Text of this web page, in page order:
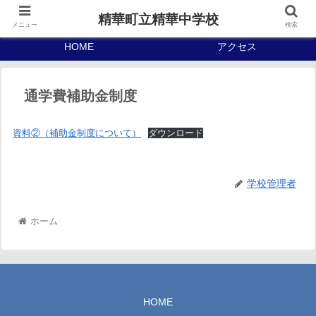
HOME アクセス
通学費補助金制度
資料②（補助金制度について） ダウンロード
学校管理者
ホーム
HOME
メニュー 精華町立精華中学校 検索